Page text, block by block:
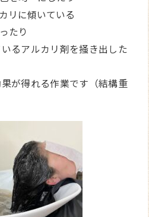
リに傾いている
たり
るアルカリ剤を掻き出した
が得れる作業です（結構重